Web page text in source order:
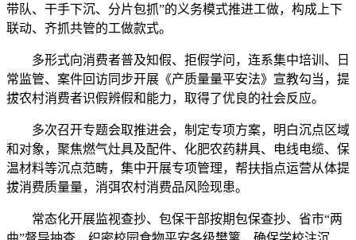
带队、干手下沉、分片包抓”的义务模式推进工做，构成上下
联动、齐抓共管的工做款式。
多形式向消费者普及知假、拒假学问，连系集中培训、日
常监管、案件回访同步开展《产质量量平安法》宣教勾当，提
拔农村消费者识假辨假和能力，取得了优良的社会反应。
多次召开专题会取推进会，制定专项方案，明白沉点区域
和对象，聚焦燃气灶具及配件、化肥农药耕具、电线电缆、保
温材料等沉点范畴，集中开展专项管理，帮扶指点运营从体提
拔消费质量量，消弭农村消费品风险现患。
常态化开展监视查抄、包保干部按期包保查抄、省市“两